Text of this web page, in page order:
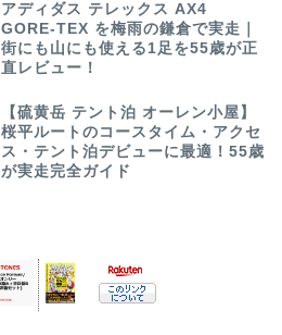
アディダス テレックス AX4
GORE-TEX を梅雨の鎌倉で実走｜
街にも山にも使える1足を55歳が正
直レビュー！
【硫黄岳 テント泊 オーレン小屋】
桜平ルートのコースタイム・アクセ
ス・テント泊デビューに最適！55歳
が実走完全ガイド